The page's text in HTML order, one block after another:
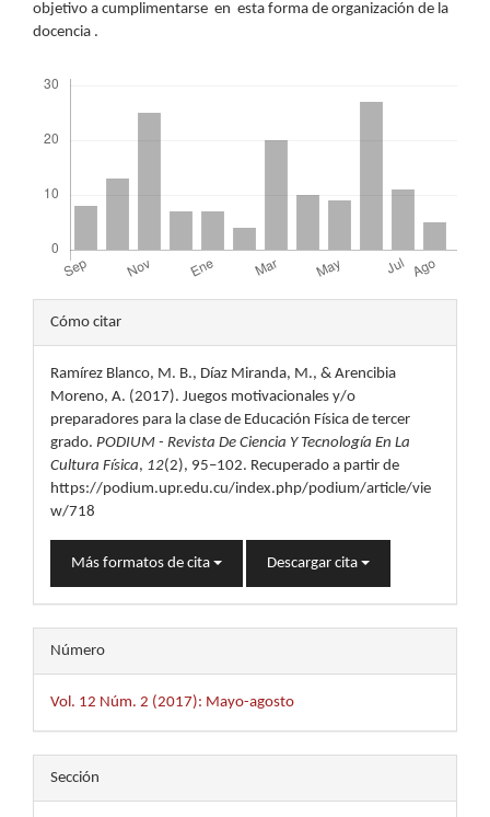
objetivo a cumplimentarse en esta forma de organización de la
docencia .
Detalles
del
artículo
Cómo citar
Ramírez Blanco, M. B., Díaz Miranda, M., & Arencibia
Moreno, A. (2017). Juegos motivacionales y/o
preparadores para la clase de Educación Física de tercer
grado. PODIUM - Revista De Ciencia Y Tecnología En La
Cultura Física, 12(2), 95–102. Recuperado a partir de
https://podium.upr.edu.cu/index.php/podium/article/vie
w/718
Más formatos de cita Descargar cita
Número
Vol. 12 Núm. 2 (2017): Mayo-agosto
Sección